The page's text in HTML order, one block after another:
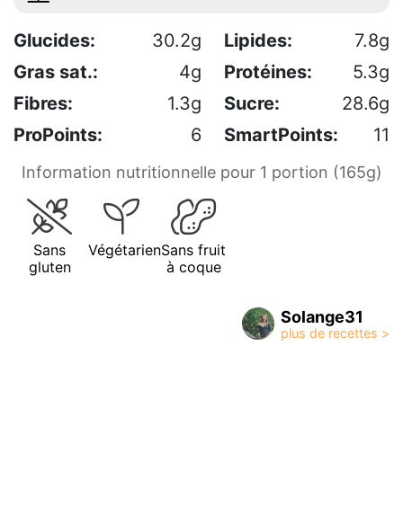
Glucides: 30.2g Lipides:
7.8g
Gras sat.:
4g Protéines:
5.3g
Fibres:
1.3g Sucre:
28.6g
ProPoints:
6 SmartPoints: 11
Information nutritionnelle pour 1 portion (165g)
Sans
gluten
VégétarienSans fruit
à coque
Solange31